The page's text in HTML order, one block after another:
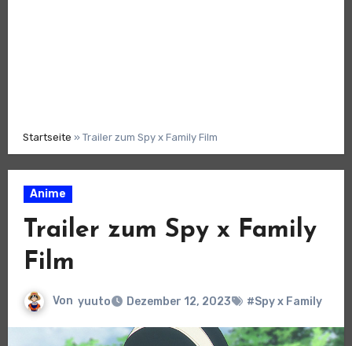
Startseite » Trailer zum Spy x Family Film
Anime
Trailer zum Spy x Family
Film
Von yuuto Dezember 12, 2023 #Spy x Family